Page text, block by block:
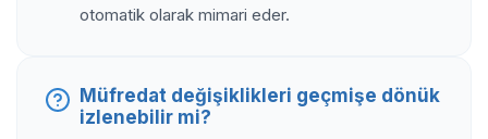
otomatik olarak mimari eder.
Müfredat değişiklikleri geçmişe dönük
izlenebilir mi?